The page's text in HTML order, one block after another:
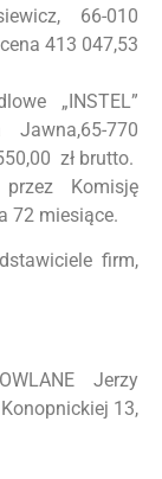
66-010
413 047,53
„INSTEL”
770
zł brutto.
Komisję
72 miesiące.
firm,
Jerzy
13,